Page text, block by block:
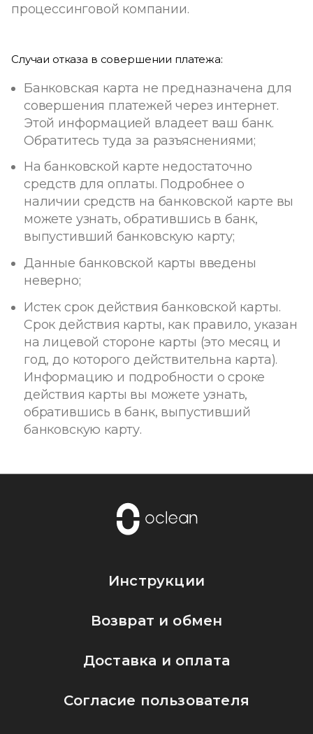
процессинговой компании.
Случаи отказа в совершении платежа:
Банковская карта не предназначена для
совершения платежей через интернет.
Этой информацией владеет ваш банк.
Обратитесь туда за разъяснениями;
На банковской карте недостаточно
средств для оплаты. Подробнее о
наличии средств на банковской карте вы
можете узнать, обратившись в банк,
выпустивший банковскую карту;
Данные банковской карты введены
неверно;
Истек срок действия банковской карты.
Срок действия карты, как правило, указан
на лицевой стороне карты (это месяц и
год, до которого действительна карта).
Информацию и подробности о сроке
действия карты вы можете узнать,
обратившись в банк, выпустивший
банковскую карту.
Инструкции
Возврат и обмен
Доставка и оплата
Согласие пользователя